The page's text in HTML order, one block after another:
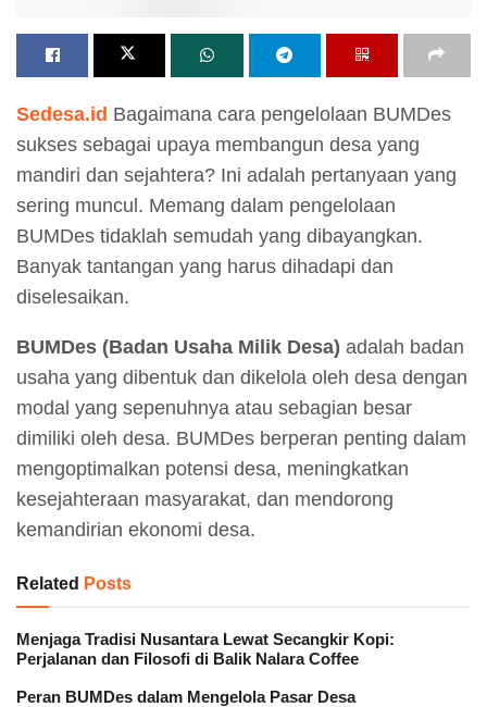
Sedesa.id Bagaimana cara pengelolaan BUMDes
sukses sebagai upaya membangun desa yang
mandiri dan sejahtera? Ini adalah pertanyaan yang
sering muncul. Memang dalam pengelolaan
BUMDes tidaklah semudah yang dibayangkan.
Banyak tantangan yang harus dihadapi dan
diselesaikan.
BUMDes (Badan Usaha Milik Desa) adalah badan
usaha yang dibentuk dan dikelola oleh desa dengan
modal yang sepenuhnya atau sebagian besar
dimiliki oleh desa. BUMDes berperan penting dalam
mengoptimalkan potensi desa, meningkatkan
kesejahteraan masyarakat, dan mendorong
kemandirian ekonomi desa.
Related Posts
Menjaga Tradisi Nusantara Lewat Secangkir Kopi:
Perjalanan dan Filosofi di Balik Nalara Coffee
Peran BUMDes dalam Mengelola Pasar Desa